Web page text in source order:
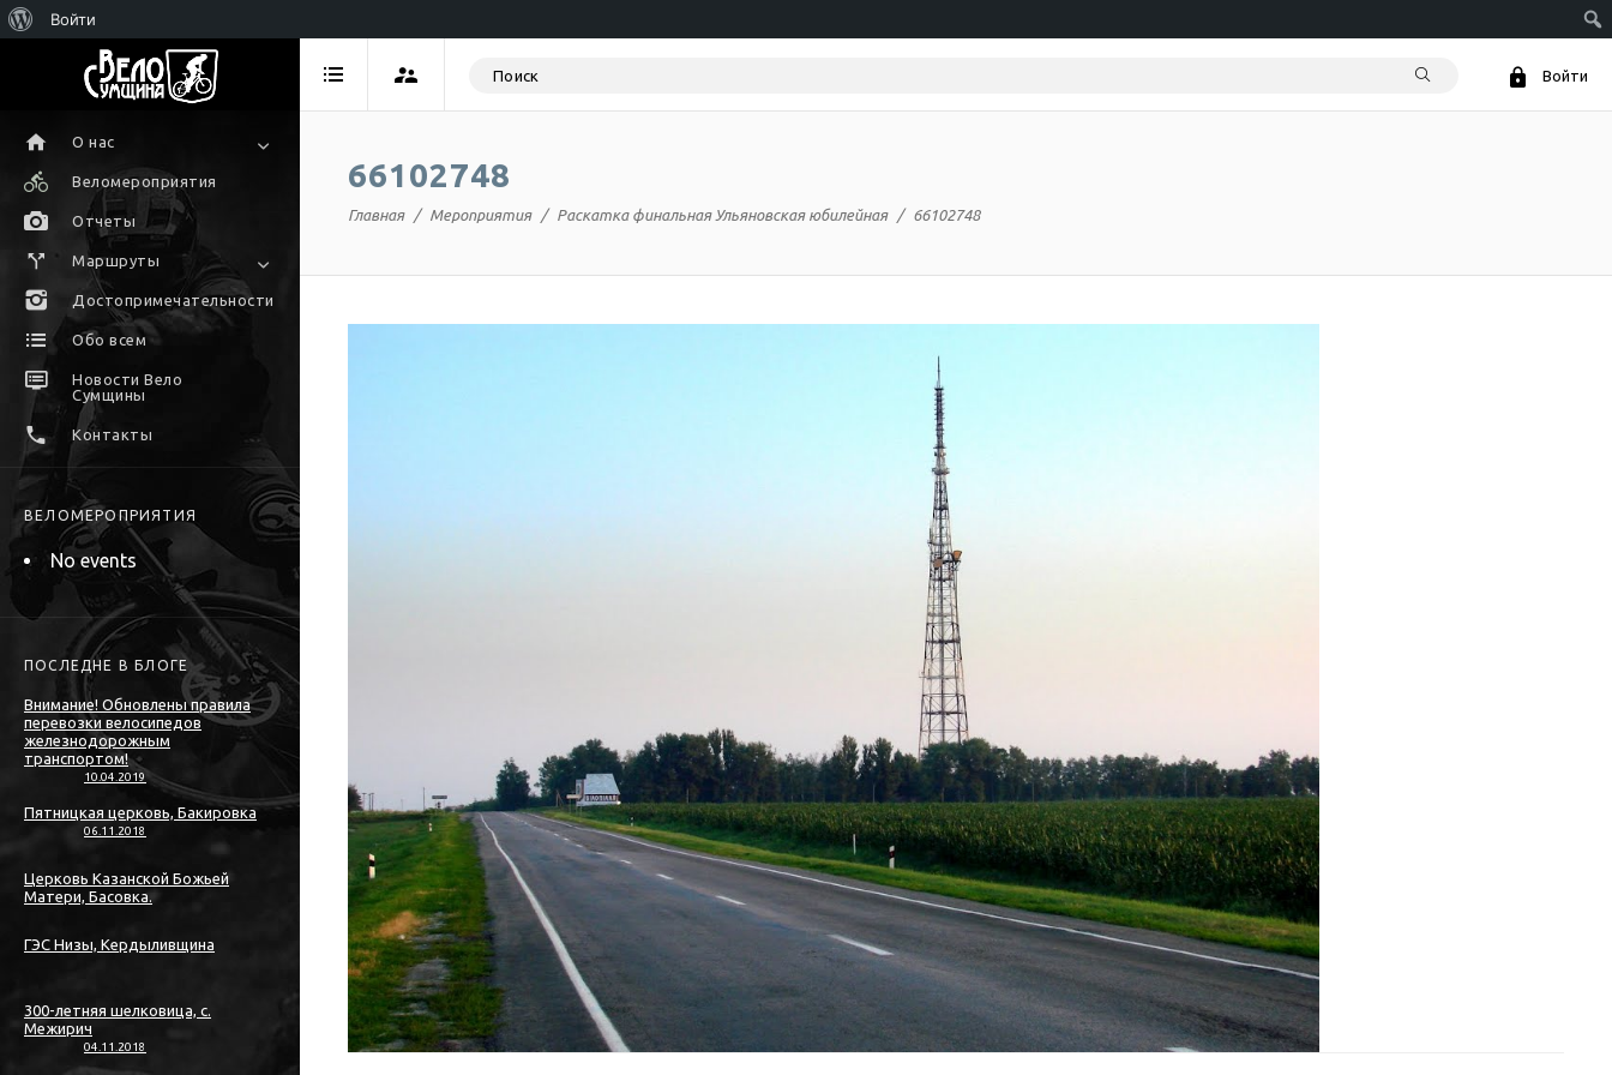
О нас
Веломероприятия
Отчеты
Маршруты
Достопримечательности
Обо всем
Новости Вело
Сумщины
Контакты
ВЕЛОМЕРОПРИЯТИЯ
No events
ПОСЛЕДНЕ В БЛОГЕ
Внимание! Обновлены правила
перевозки велосипедов
железнодорожным
транспортом!
10.04.2019
Пятницкая церковь, Бакировка
06.11.2018
Церковь Казанской Божьей
Матери, Басовка.
ГЭС Низы, Кердыливщина
300-летняя шелковица, с.
Межирич
04.11.2018
Войти
66102748
Главная Мероприятия Раскатка финальная Ульяновская юбилейная 66102748
Войти